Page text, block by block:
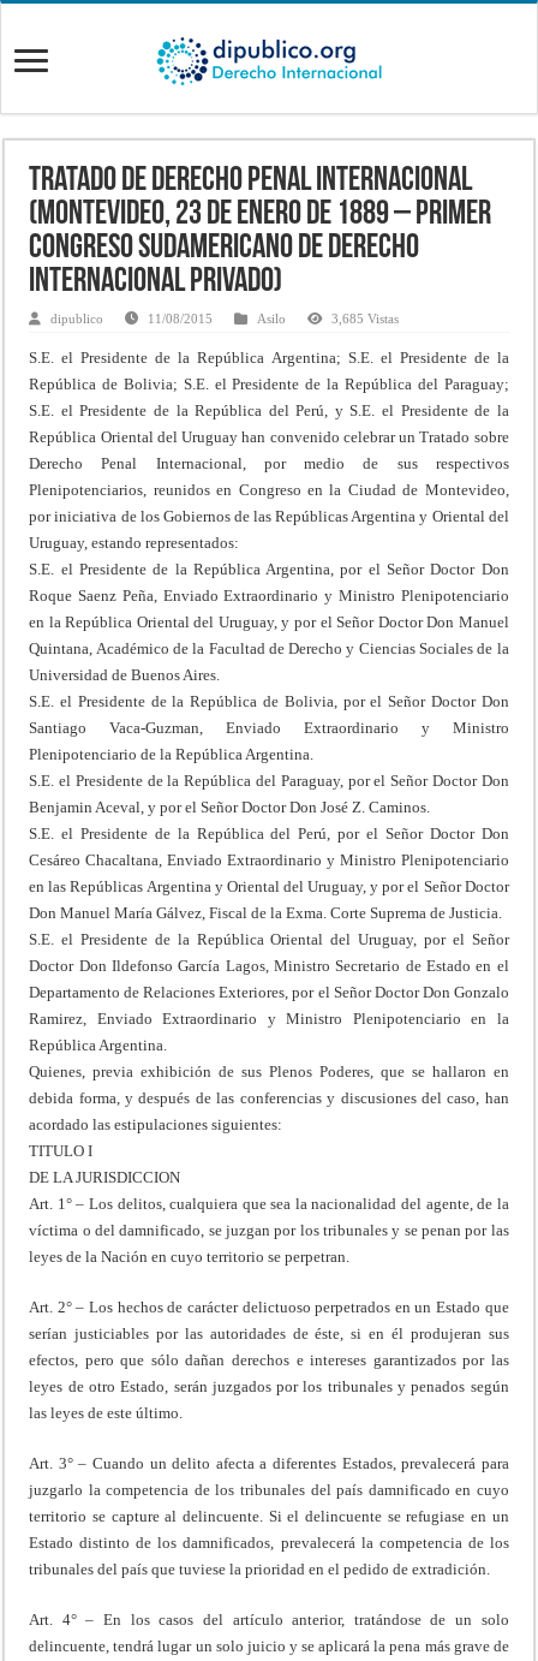
Tratado de Derecho Penal Internacional
(Montevideo, 23 de enero de 1889 – Primer
Congreso Sudamericano de Derecho
Internacional Privado)
dipublico 11/08/2015 Asilo 3,685 Vistas
S.E. el Presidente de la República Argentina; S.E. el Presidente de la
República de Bolivia; S.E. el Presidente de la República del Paraguay;
S.E. el Presidente de la República del Perú, y S.E. el Presidente de la
República Oriental del Uruguay han convenido celebrar un Tratado sobre
Derecho Penal Internacional, por medio de sus respectivos
Plenipotenciarios, reunidos en Congreso en la Ciudad de Montevideo,
por iniciativa de los Gobiernos de las Repúblicas Argentina y Oriental del
Uruguay, estando representados:
S.E. el Presidente de la República Argentina, por el Señor Doctor Don
Roque Saenz Peña, Enviado Extraordinario y Ministro Plenipotenciario
en la República Oriental del Uruguay, y por el Señor Doctor Don Manuel
Quintana, Académico de la Facultad de Derecho y Ciencias Sociales de la
Universidad de Buenos Aires.
S.E. el Presidente de la República de Bolivia, por el Señor Doctor Don
Santiago Vaca-Guzman, Enviado Extraordinario y Ministro
Plenipotenciario de la República Argentina.
S.E. el Presidente de la República del Paraguay, por el Señor Doctor Don
Benjamin Aceval, y por el Señor Doctor Don José Z. Caminos.
S.E. el Presidente de la República del Perú, por el Señor Doctor Don
Cesáreo Chacaltana, Enviado Extraordinario y Ministro Plenipotenciario
en las Repúblicas Argentina y Oriental del Uruguay, y por el Señor Doctor
Don Manuel María Gálvez, Fiscal de la Exma. Corte Suprema de Justicia.
S.E. el Presidente de la República Oriental del Uruguay, por el Señor
Doctor Don Ildefonso García Lagos, Ministro Secretario de Estado en el
Departamento de Relaciones Exteriores, por el Señor Doctor Don Gonzalo
Ramirez, Enviado Extraordinario y Ministro Plenipotenciario en la
República Argentina.
Quienes, previa exhibición de sus Plenos Poderes, que se hallaron en
debida forma, y después de las conferencias y discusiones del caso, han
acordado las estipulaciones siguientes:
TITULO I
DE LA JURISDICCION
Art. 1° – Los delitos, cualquiera que sea la nacionalidad del agente, de la
víctima o del damnificado, se juzgan por los tribunales y se penan por las
leyes de la Nación en cuyo territorio se perpetran.
Art. 2° – Los hechos de carácter delictuoso perpetrados en un Estado que
serían justiciables por las autoridades de éste, si en él produjeran sus
efectos, pero que sólo dañan derechos e intereses garantizados por las
leyes de otro Estado, serán juzgados por los tribunales y penados según
las leyes de este último.
Art. 3° – Cuando un delito afecta a diferentes Estados, prevalecerá para
juzgarlo la competencia de los tribunales del país damnificado en cuyo
territorio se capture al delincuente. Si el delincuente se refugiase en un
Estado distinto de los damnificados, prevalecerá la competencia de los
tribunales del país que tuviese la prioridad en el pedido de extradición.
Art. 4° – En los casos del artículo anterior, tratándose de un solo
delincuente, tendrá lugar un solo juicio y se aplicará la pena más grave de